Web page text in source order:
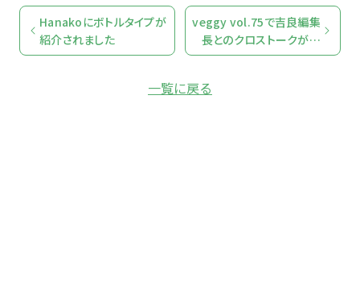
ホップ ブリーズ
Hanakoにボトルタイプが
紹介されました
一覧に戻る
veggy vol.75で吉良編集
長とのクロストークが実
現